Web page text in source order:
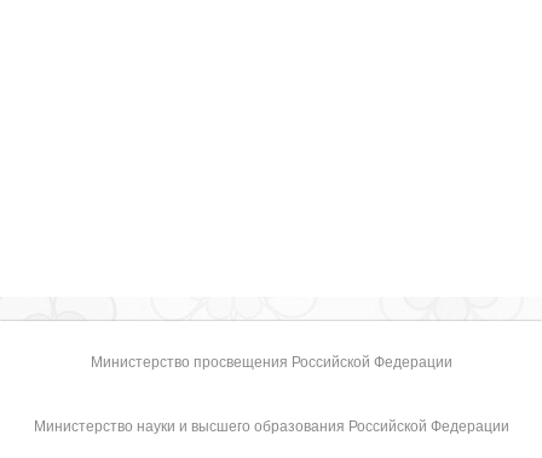
Министерство просвещения Российской Федерации
Министерство науки и высшего образования Российской Федерации